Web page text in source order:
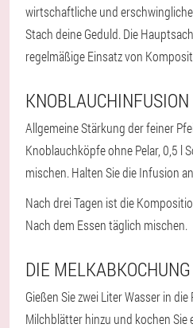
wirtschaftliche und
Stach deine Geduld. Die
regelmäßige Einsatz von
KNOBLAUCHINFUSION
Allgemeine Stärkung der feiner
Knoblauchköpfe ohne Pelar, 0,5 l
mischen. Halten Sie die Infusion
Nach drei Tagen ist die
Nach dem Essen täglich mischen.
DIE MELKABKOCHUNG
Gießen Sie zwei Liter Wasser in
Milchblätter hinzu und kochen Sie